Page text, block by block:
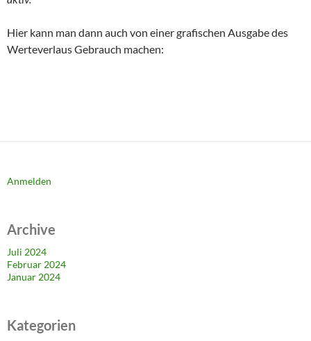
Hier kann man dann auch von einer grafischen Ausgabe des
Werteverlaus Gebrauch machen:
Anmelden
Archive
Juli 2024
Februar 2024
Januar 2024
Kategorien